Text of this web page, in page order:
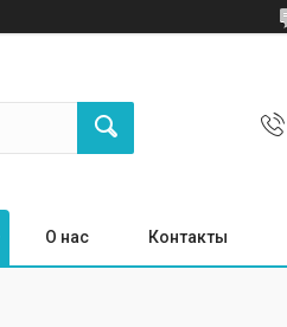
О нас Контакты